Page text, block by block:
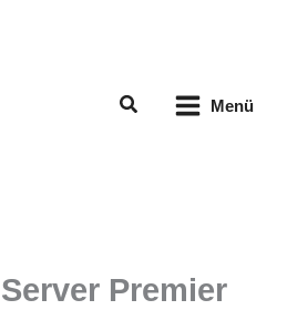
Suchen Menü
Premier